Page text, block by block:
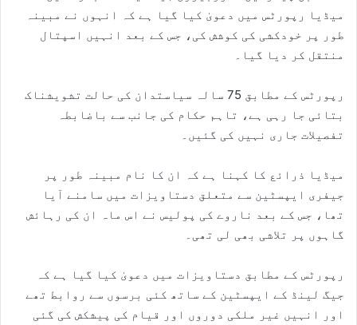
میڈیا رپورٹس میں دعویٰ کیا گیا ہے کہ انہوں نے مبینہ
طور پر خودکشی کی کوشش کی، جس کے بعد انہیں اسپتال
منتقل کر دیا گیا۔
رپورٹس کے مطابق 75 سالہ سیاستدان کی حالت تشویشناک
بتائی جا رہی ہے، تاہم حکام کی جانب سے باضابطہ
تفصیلات جاری نہیں کی گئیں۔
میڈیا ذرائع کا کہنا ہے کہ ان کا نام مبینہ طور پر
جیفری ایپسٹین سے متعلق دستاویزات میں سامنے آیا
تھا، جس کے بعد ناروے کی پولیس نے اس ماہ ان کی رہائش
گاہوں پر تلاشی بھی لی تھی۔
رپورٹس کے مطابق دستاویزات میں دعویٰ کیا گیا ہے کہ
جیگ لینڈ کے ایپسٹین کے ساتھ کئی برسوں سے روابط تھے
اور انہیں غیر ملکی دوروں اور قیام کی پیشکش کی گئی